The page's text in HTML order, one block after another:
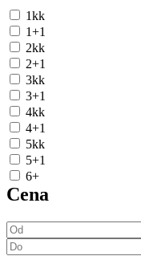
1kk
1+1
2kk
2+1
3kk
3+1
4kk
4+1
5kk
5+1
6+
Cena